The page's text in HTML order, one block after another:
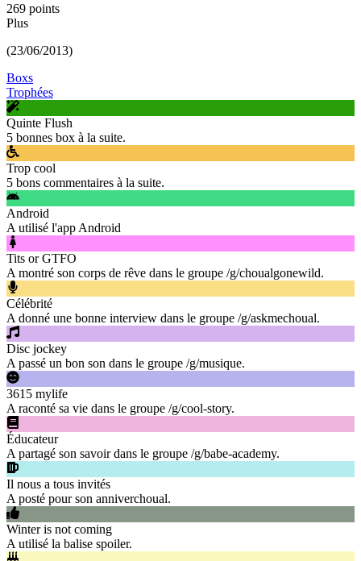
269 points
Plus
(23/06/2013)
Boxs
Trophées
Quinte Flush
5 bonnes box à la suite.
Trop cool
5 bons commentaires à la suite.
Android
A utilisé l'app Android
Tits or GTFO
A montré son corps de rêve dans le groupe /g/choualgonewild.
Célébrité
A donné une bonne interview dans le groupe /g/askmechoual.
Disc jockey
A passé un bon son dans le groupe /g/musique.
3615 mylife
A raconté sa vie dans le groupe /g/cool-story.
Éducateur
A partagé son savoir dans le groupe /g/babe-academy.
Il nous a tous invités
A posté pour son anniverchoual.
Winter is not coming
A utilisé la balise spoiler.